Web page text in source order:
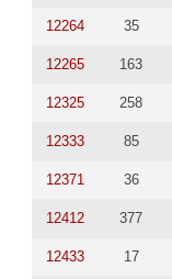
12264 35
12265 163
12325 258
12333 85
12371 36
12412 377
12433 17